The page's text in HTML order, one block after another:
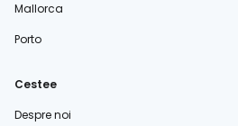
Mallorca
Porto
Cestee
Despre noi